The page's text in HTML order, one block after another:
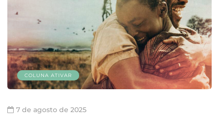
COLUNA ATIVAR
7 de agosto de 2025